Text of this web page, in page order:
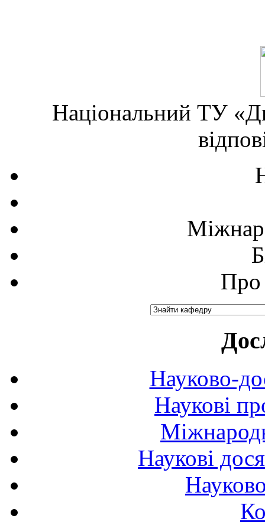
Національний ТУ
Про
Науково-
Наукові
Наукові